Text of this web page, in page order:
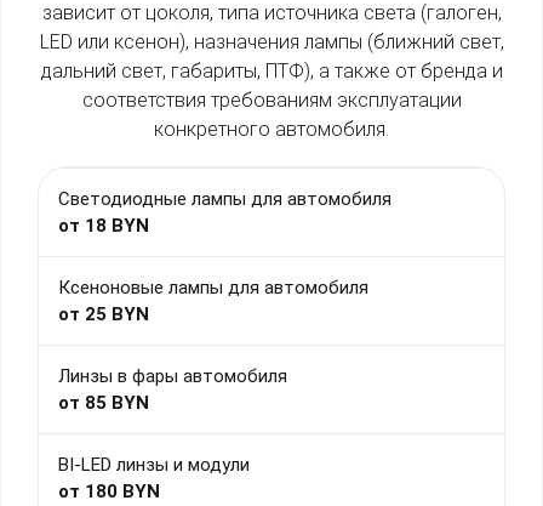
зависит от цоколя, типа источника света (галоген,
LED или ксенон), назначения лампы (ближний свет,
дальний свет, габариты, ПТФ), а также от бренда и
соответствия требованиям эксплуатации
конкретного автомобиля.
Светодиодные лампы для автомобиля
от 18 BYN
Ксеноновые лампы для автомобиля
от 25 BYN
Линзы в фары автомобиля
от 85 BYN
BI-LED линзы и модули
от 180 BYN